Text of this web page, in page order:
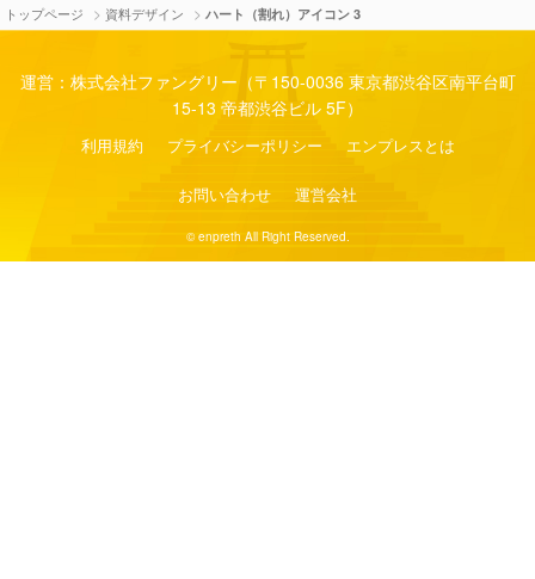
トップページ > 資料デザイン >ハート（割れ）アイコン 3
運営：株式会社ファングリー（〒150-0036 東京都渋谷区南平台町
15-13 帝都渋谷ビル 5F）
利用規約 プライバシーポリシー エンプレスとは
お問い合わせ 運営会社
© enpreth All Right Reserved.